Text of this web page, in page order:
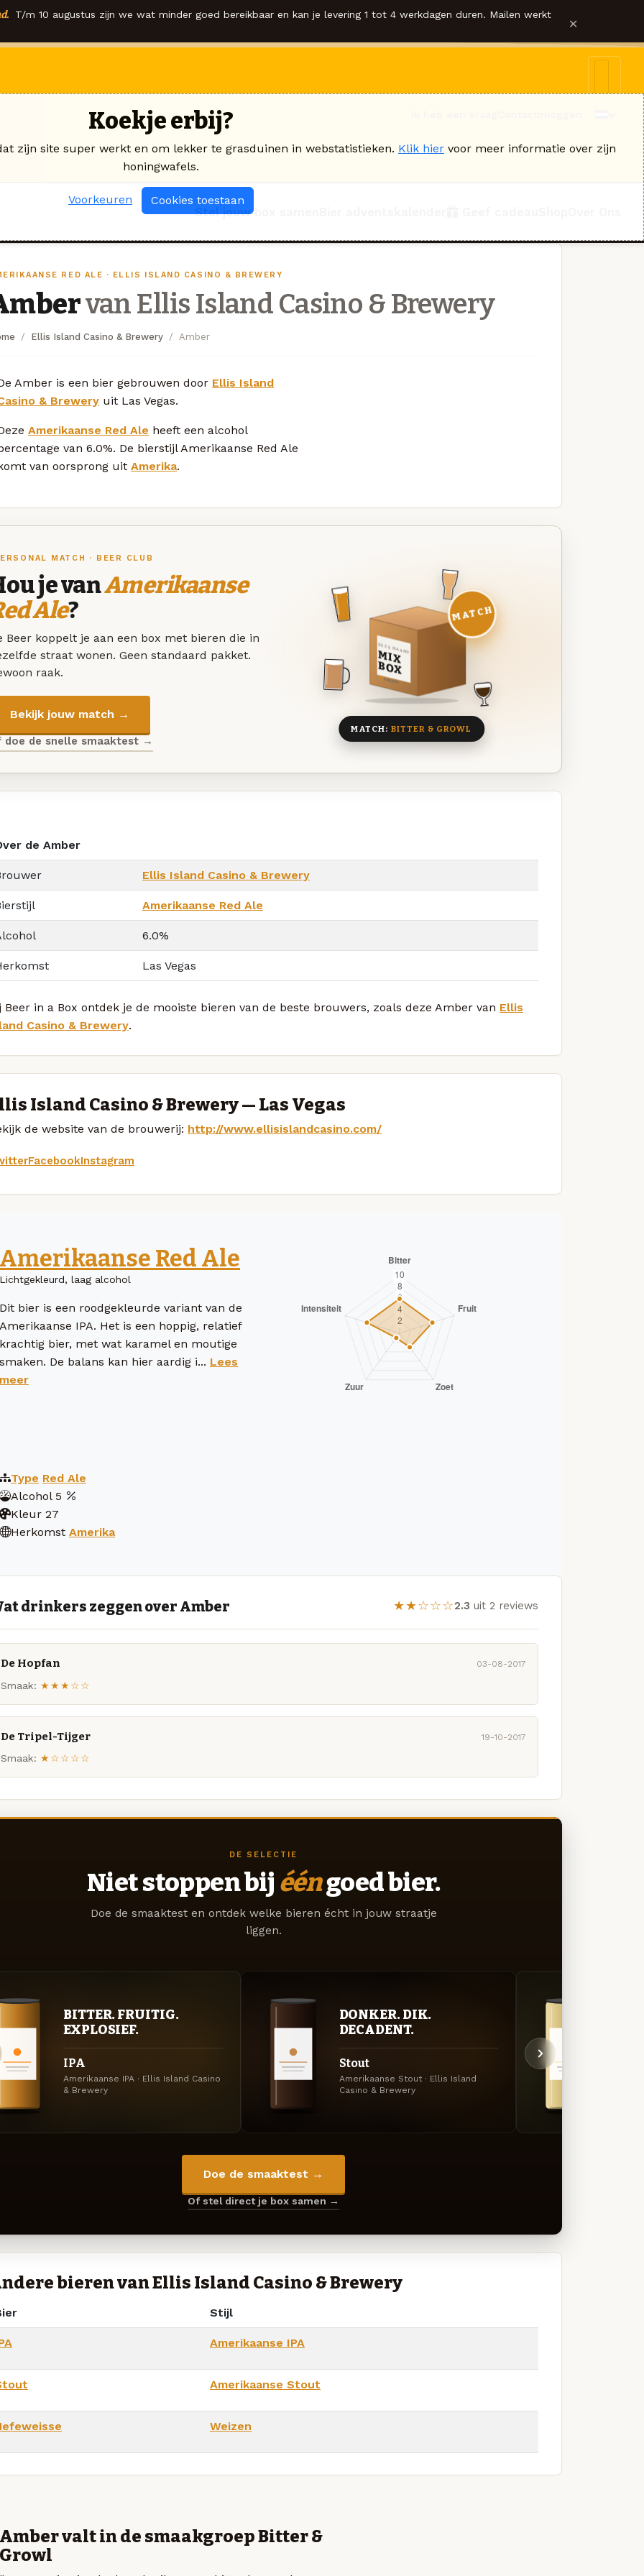
T/m 10 augustus zijn we wat minder goed bereikbaar en kan je levering 1 tot 4 werkdagen duren. Mailen werkt ×
Stel jouw box samen
RED ALE · ELLIS ISLAND CASINO & BREWERY
van Ellis Island Casino & Brewery
Ellis Island Casino & Brewery Amber
Amber is een bier gebrouwen door Ellis Island
& Brewery uit Las Vegas.
Amerikaanse Red Ale heeft een alcohol
van 6.0%. De bierstijl Amerikaanse Red Ale
van oorsprong uit Amerika.
MATCH · BEER CLUB
je vanAmerikaanse
Ale?
Beer koppelt je aan een box met bieren die in
straat wonen. Geen standaard pakket.
raak.
Bekijk jouw match →
doe de snelle smaaktest →
DEZE MAAND
MIX
BOX
8 BIEREN
MATCH
MATCH: BITTER & GROWL
de Amber
Ellis Island Casino & Brewery
Amerikaanse Red Ale
6.0%
Las Vegas
Beer in a Box ontdek je de mooiste bieren van de beste brouwers, zoals deze Amber van Ellis
Casino & Brewery.
Island Casino & Brewery — Las Vegas
de website van de brouwerij: http://www.ellisislandcasino.com/
FacebookInstagram
Amerikaanse Red Ale
Lichtgekleurd, laag alcohol
Dit bier is een roodgekleurde variant van de
Amerikaanse IPA. Het is een hoppig, relatief
krachtig bier, met wat karamel en moutige
smaken. De balans kan hier aardig i... Lees
meer
Type Red Ale
Alcohol 5
Kleur 27
Herkomst Amerika
drinkers zeggen over Amber ★★☆☆☆2.3 uit 2 reviews
De Hopfan 03-08-2017
Smaak: ★★★☆☆
De Tripel-Tijger 19-10-2017
Smaak: ★☆☆☆☆
DE SELECTIE
Niet stoppen bij ééngoed bier.
Doe de smaaktest en ontdek welke bieren écht in jouw straatje
liggen.
BITTER. FRUITIG.
EXPLOSIEF.
IPA
Amerikaanse IPA · Ellis Island Casino
& Brewery
DONKER. DIK.
DECADENT.
Stout
Amerikaanse Stout · Ellis Island
Casino & Brewery
Doe de smaaktest →
Of stel direct je box samen →
bieren van Ellis Island Casino & Brewery
Stijl
Amerikaanse IPA
Amerikaanse Stout
Weizen
Amber valt in de smaakgroep Bitter &
Growl
Koekje erbij?
zijn site super werkt en om lekker te grasduinen in webstatistieken. Klik hier voor meer informatie over zijn
honingwafels.
Voorkeuren Cookies toestaan